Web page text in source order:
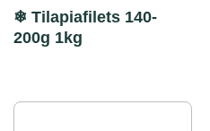
❄ Tilapiafilets 140-
200g 1kg